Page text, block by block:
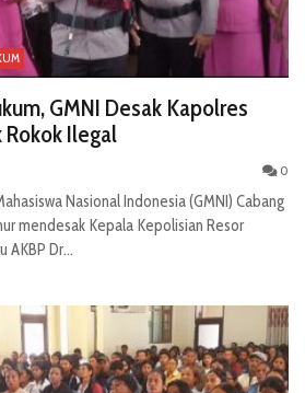
GMNI Desak Kapolres
Rokok Ilegal
0
Nasional Indonesia (GMNI) Cabang
mendesak Kepala Kepolisian Resor
AKBP Dr...